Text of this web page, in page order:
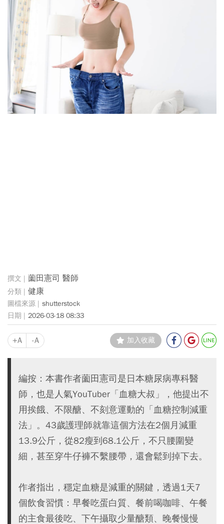
薗田憲司 醫師
健康
shutterstock
2026-03-18 08:33
+A -A 加入收藏
編按：本書作者薗田憲司是日本糖尿病專科醫
師，也是人氣YouTuber「血糖大叔」，他提出不
用挨餓、不限醣、不刻意運動的「血糖控制減重
法」。43歲護理師就靠這個方法在2個月減重
13.9公斤，從82瘦到68.1公斤，不只腰圍變
細，甚至穿牛仔褲不繫腰帶，還會鬆到掉下去。
作者指出，穩定血糖是減重的關鍵，透過1天7
個飲食習慣：早餐吃蛋白質、餐前喝咖啡、午餐
的主食最後吃、下午攝取少量醣類、晚餐慢慢